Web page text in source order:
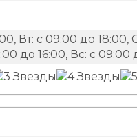
Вт: с 09:00 до 18:00,
до 16:00, Вс: с 09:00